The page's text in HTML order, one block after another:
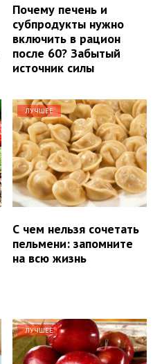
Почему печень и
субпродукты нужно
включить в рацион
после 60? Забытый
источник силы
ЛУЧШЕЕ
С чем нельзя сочетать
пельмени: запомните
на всю жизнь
ЛУЧШЕЕ